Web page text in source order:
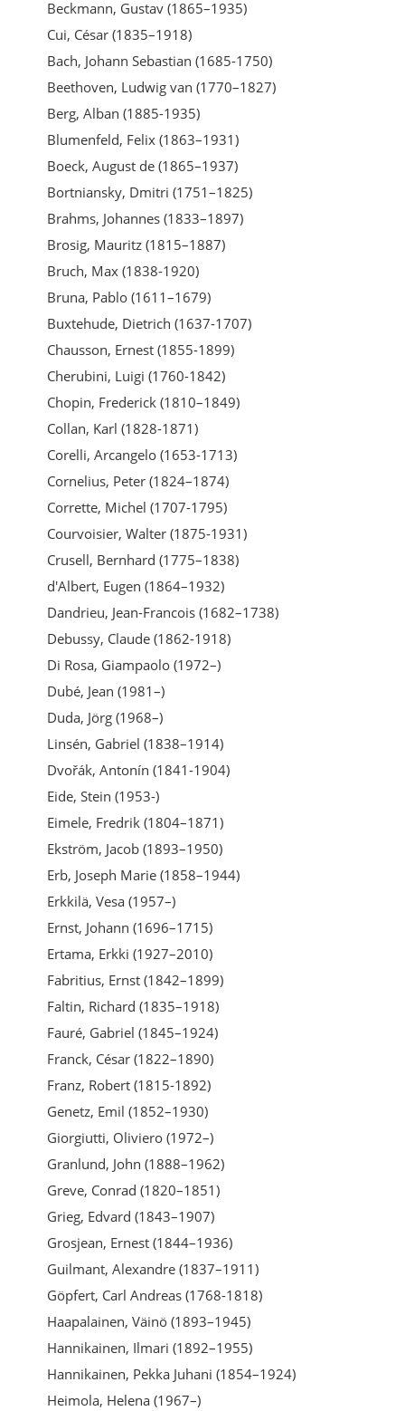
Beckmann, Gustav (1865–1935)
Cui, César (1835–1918)
Bach, Johann Sebastian (1685-1750)
Beethoven, Ludwig van (1770–1827)
Berg, Alban (1885-1935)
Blumenfeld, Felix (1863–1931)
Boeck, August de (1865–1937)
Bortniansky, Dmitri (1751–1825)
Brahms, Johannes (1833–1897)
Brosig, Mauritz (1815–1887)
Bruch, Max (1838-1920)
Bruna, Pablo (1611–1679)
Buxtehude, Dietrich (1637-1707)
Chausson, Ernest (1855-1899)
Cherubini, Luigi (1760-1842)
Chopin, Frederick (1810–1849)
Collan, Karl (1828-1871)
Corelli, Arcangelo (1653-1713)
Cornelius, Peter (1824–1874)
Corrette, Michel (1707-1795)
Courvoisier, Walter (1875-1931)
Crusell, Bernhard (1775–1838)
d'Albert, Eugen (1864–1932)
Dandrieu, Jean-Francois (1682–1738)
Debussy, Claude (1862-1918)
Di Rosa, Giampaolo (1972–)
Dubé, Jean (1981–)
Duda, Jörg (1968–)
Linsén, Gabriel (1838–1914)
Dvořák, Antonín (1841-1904)
Eide, Stein (1953-)
Eimele, Fredrik (1804–1871)
Ekström, Jacob (1893–1950)
Erb, Joseph Marie (1858–1944)
Erkkilä, Vesa (1957–)
Ernst, Johann (1696–1715)
Ertama, Erkki (1927–2010)
Fabritius, Ernst (1842–1899)
Faltin, Richard (1835–1918)
Fauré, Gabriel (1845–1924)
Franck, César (1822–1890)
Franz, Robert (1815-1892)
Genetz, Emil (1852–1930)
Giorgiutti, Oliviero (1972–)
Granlund, John (1888–1962)
Greve, Conrad (1820–1851)
Grieg, Edvard (1843–1907)
Grosjean, Ernest (1844–1936)
Guilmant, Alexandre (1837–1911)
Göpfert, Carl Andreas (1768-1818)
Haapalainen, Väinö (1893–1945)
Hannikainen, Ilmari (1892–1955)
Hannikainen, Pekka Juhani (1854–1924)
Heimola, Helena (1967–)